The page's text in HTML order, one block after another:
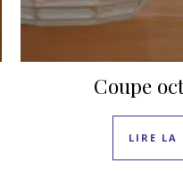
Coupe
LIRE LA